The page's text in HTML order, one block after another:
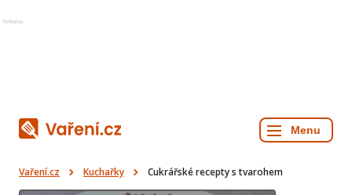
Reklama
Vaření.cz Kuchařky Cukrářské recepty s tvarohem